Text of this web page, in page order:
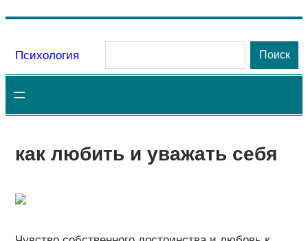
Психология Поиск
как любить и уважать себя